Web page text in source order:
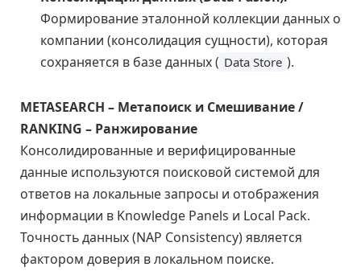
Формирование эталонной коллекции данных о
компании (консолидация сущности), которая
сохраняется в базе данных ( Data Store ).
METASEARCH – Метапоиск и Смешивание /
RANKING – Ранжирование
Консолидированные и верифицированные
данные используются поисковой системой для
ответов на локальные запросы и отображения
информации в Knowledge Panels и Local Pack.
Точность данных (NAP Consistency) является
фактором доверия в локальном поиске.